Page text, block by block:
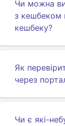
Чи можна
з кешбеком
кешбеку?
Як
через
Чи є які-